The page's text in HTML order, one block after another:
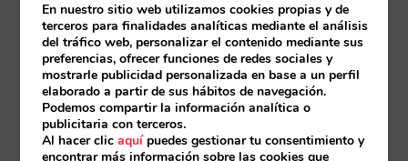
En nuestro sitio web utilizamos cookies propias y de
terceros para finalidades analíticas mediante el análisis
del tráfico web, personalizar el contenido mediante sus
preferencias, ofrecer funciones de redes sociales y
mostrarle publicidad personalizada en base a un perfil
elaborado a partir de sus hábitos de navegación.
Podemos compartir la información analítica o
publicitaria con terceros.
Al hacer clicaquípuedes gestionar tu consentimiento y
encontrar más información sobre las cookies que